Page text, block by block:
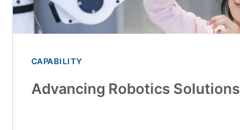
CAPABILITY
Advancing Robotics Solutions